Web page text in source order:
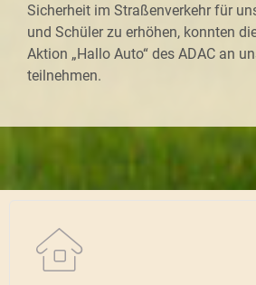
Sicherheit im Straßenverkehr für
und Schüler zu erhöhen, konnten
Aktion „Hallo Auto“ des ADAC an
teilnehmen.